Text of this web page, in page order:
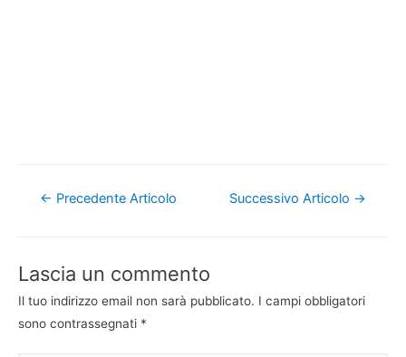
Navigazione
← Precedente Articolo Successivo Articolo →
Lascia un commento
Il tuo indirizzo email non sarà pubblicato. I campi obbligatori
sono contrassegnati *